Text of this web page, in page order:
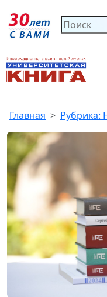
Главная Рубрика: